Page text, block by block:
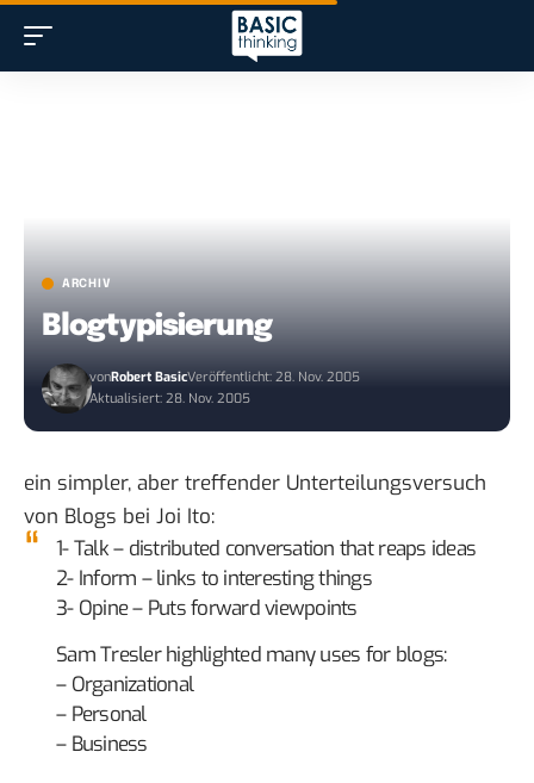
ARCHIV
Blogtypisierung
vonRobert BasicVeröffentlicht: 28. Nov. 2005
Aktualisiert: 28. Nov. 2005
ein simpler, aber treffender Unterteilungsversuch
von Blogs bei Joi Ito:
1- Talk – distributed conversation that reaps ideas
2- Inform – links to interesting things
3- Opine – Puts forward viewpoints
Sam Treslerhighlighted many uses for blogs:
– Organizational
– Personal
– Business